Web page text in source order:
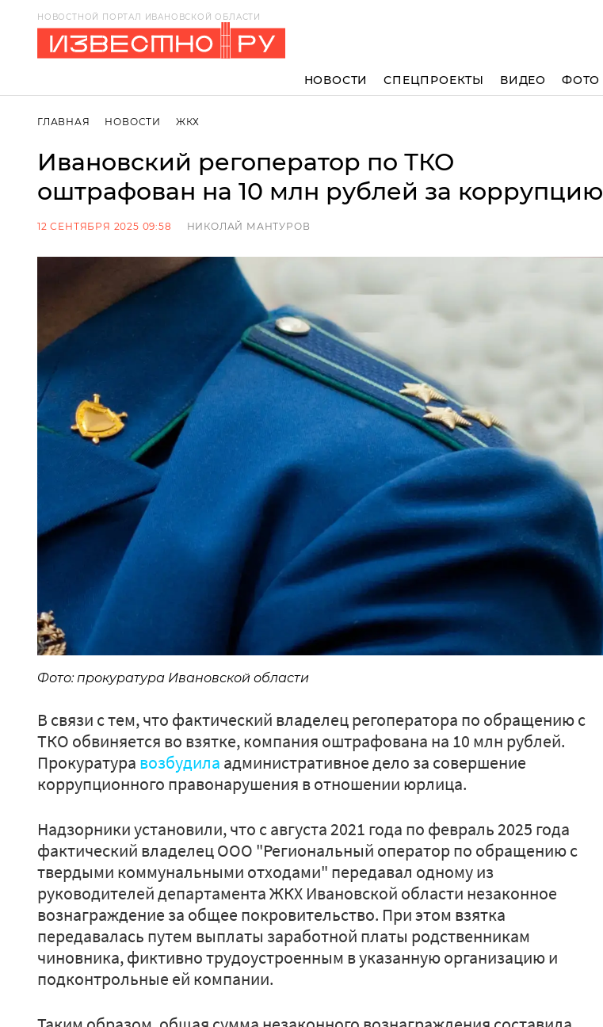
НОВОСТНОЙ ПОРТАЛ ИВАНОВСКОЙ ОБЛАСТИ
НОВОСТИ СПЕЦПРОЕКТЫ ВИДЕО ФОТО
ГЛАВНАЯ НОВОСТИ ЖКХ
Ивановский регоператор по ТКО
оштрафован на 10 млн рублей за коррупцию
12 СЕНТЯБРЯ 2025 09:58 НИКОЛАЙ МАНТУРОВ
Фото: прокуратура Ивановской области
В связи с тем, что фактический владелец регоператора по обращению с
ТКО обвиняется во взятке, компания оштрафована на 10 млн рублей.
Прокуратура возбудила административное дело за совершение
коррупционного правонарушения в отношении юрлица.
Надзорники установили, что с августа 2021 года по февраль 2025 года
фактический владелец ООО "Региональный оператор по обращению с
твердыми коммунальными отходами" передавал одному из
руководителей департамента ЖКХ Ивановской области незаконное
вознаграждение за общее покровительство. При этом взятка
передавалась путем выплаты заработной платы родственникам
чиновника, фиктивно трудоустроенным в указанную организацию и
подконтрольные ей компании.